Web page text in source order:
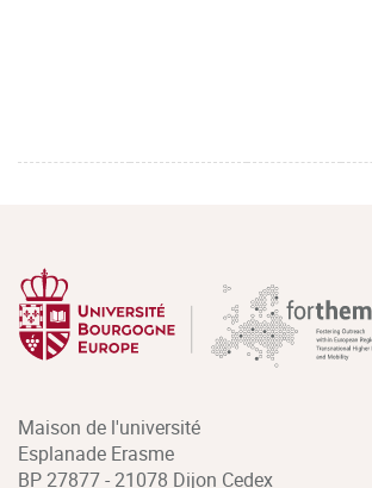
Maison de l'université
Esplanade Erasme
BP 27877 - 21078 Dijon Cedex